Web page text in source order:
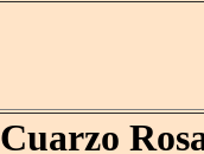
Cuarzo